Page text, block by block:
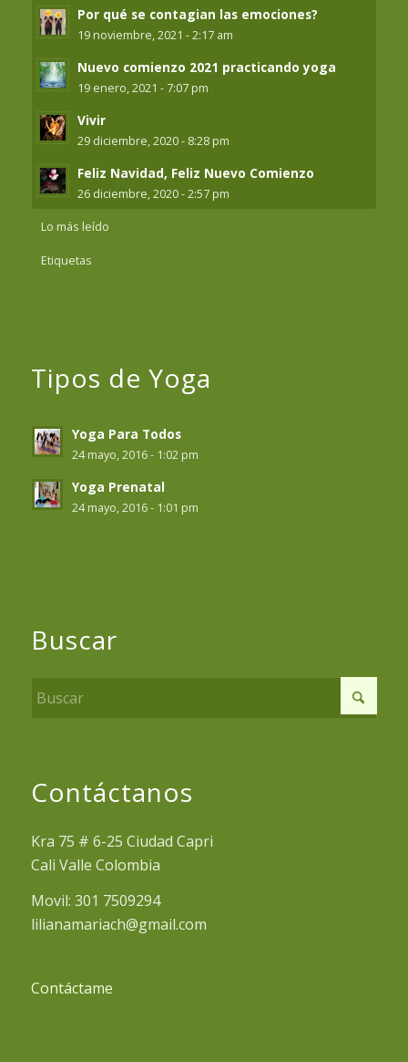
Por qué se contagian las emociones?
19 noviembre, 2021 - 2:17 am
Nuevo comienzo 2021 practicando yoga
19 enero, 2021 - 7:07 pm
Vivir
29 diciembre, 2020 - 8:28 pm
Feliz Navidad, Feliz Nuevo Comienzo
26 diciembre, 2020 - 2:57 pm
Lo más leído
Etiquetas
Tipos de Yoga
Yoga Para Todos
24 mayo, 2016 - 1:02 pm
Yoga Prenatal
24 mayo, 2016 - 1:01 pm
Buscar
Contáctanos
Kra 75 # 6-25 Ciudad Capri
Cali Valle Colombia
Movil: 301 7509294
lilianamariach@gmail.com
Contáctame